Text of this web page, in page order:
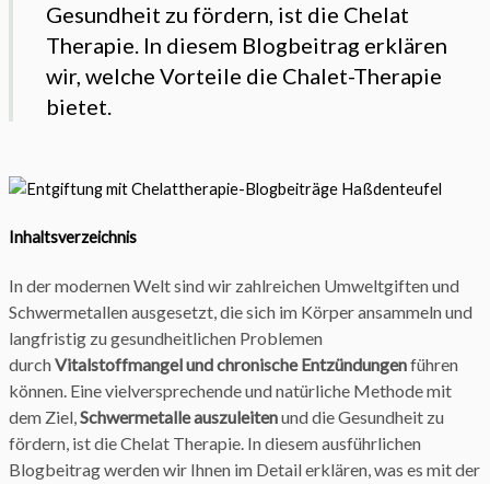
Gesundheit zu fördern, ist die Chelat
Therapie. In diesem Blogbeitrag erklären
wir, welche Vorteile die Chalet-Therapie
bietet.
Inhaltsverzeichnis
In der modernen Welt sind wir zahlreichen Umweltgiften und
Schwermetallen ausgesetzt, die sich im Körper ansammeln und
langfristig zu gesundheitlichen Problemen
durchVitalstoffmangel und chronische Entzündungenführen
können. Eine vielversprechende und natürliche Methode mit
dem Ziel,Schwermetalle auszuleitenund die Gesundheit zu
fördern, ist die Chelat Therapie. In diesem ausführlichen
Blogbeitrag werden wir Ihnen im Detail erklären, was es mit der